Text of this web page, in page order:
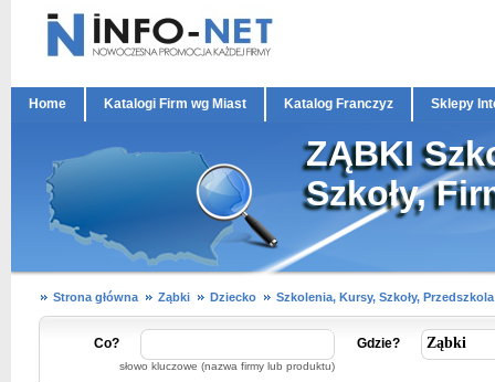
Home Katalogi Firm wg Miast Katalog Franczyz Sklepy
ZĄBKI
Szkoły,
Strona główna Ząbki Dziecko Szkolenia, Kursy, Szkoły, Przedszkola
Co?
słowo kluczowe (nazwa firmy lub produktu)
Gdzie?